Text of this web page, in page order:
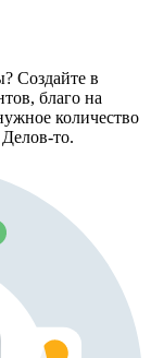
Создайте в
благо на
количество
то.